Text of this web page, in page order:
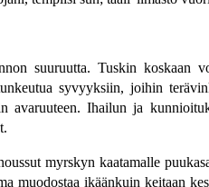
suuruutta. Tuskin koskaan
syvyyksiin, joihin
avaruuteen. Ihailun ja
myrskyn kaatamalle
muodostaa ikäänkuin keitaan